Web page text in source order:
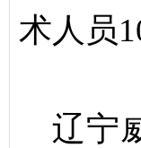
术人员
辽宁